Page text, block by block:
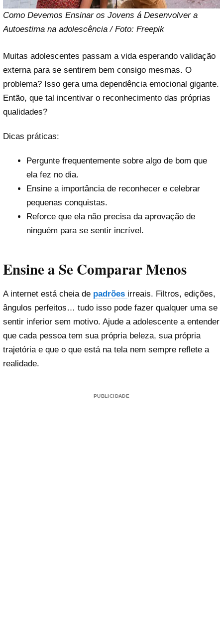
Como Devemos Ensinar os Jovens á Desenvolver a
Autoestima na adolescência / Foto: Freepik
Muitas adolescentes passam a vida esperando validação
externa para se sentirem bem consigo mesmas. O
problema? Isso gera uma dependência emocional gigante.
Então, que tal incentivar o reconhecimento das próprias
qualidades?
Dicas práticas:
Pergunte frequentemente sobre algo de bom que
ela fez no dia.
Ensine a importância de reconhecer e celebrar
pequenas conquistas.
Reforce que ela não precisa da aprovação de
ninguém para se sentir incrível.
Ensine a Se Comparar Menos
A internet está cheia de padrões irreais. Filtros, edições,
ângulos perfeitos… tudo isso pode fazer qualquer uma se
sentir inferior sem motivo. Ajude a adolescente a entender
que cada pessoa tem sua própria beleza, sua própria
trajetória e que o que está na tela nem sempre reflete a
realidade.
PUBLICIDADE